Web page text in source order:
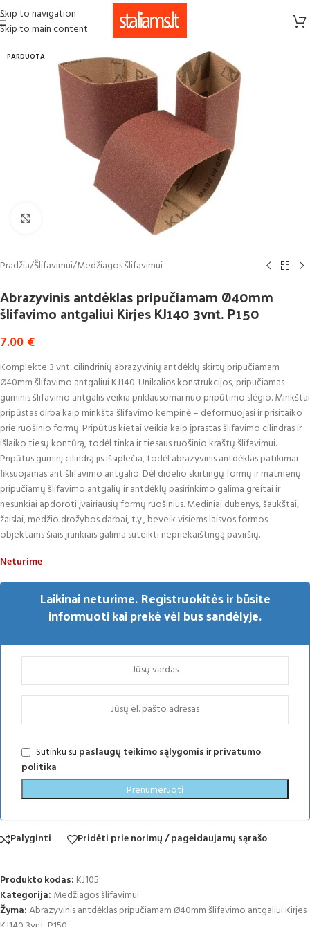
Skip to navigation
Skip to main content
PARDUOTA
Pradžia/Šlifavimui/Medžiagos šlifavimui
Abrazyvinis antdėklas pripučiamam Ø40mm
šlifavimo antgaliui Kirjes KJ140 3vnt. P150
7.00 €
Komplekte 3 vnt. cilindrinių abrazyvinių antdėklų skirtų pripučiamam
Ø40mm šlifavimo antgaliui KJ140. Unikalios konstrukcijos, pripučiamas
guminis šlifavimo antgalis veikia priklausomai nuo pripūtimo slėgio. Minkštai
pripūstas dirba kaip minkšta šlifavimo kempinė – deformuojasi ir prisitaiko
prie ruošinio formų. Pripūtus kietai veikia kaip įprastas šlifavimo cilindras ir
išlaiko tiesų kontūrą, todėl tinka ir tiesaus ruošinio kraštų šlifavimui.
Pripūtus guminį cilindrą jis išsiplečia, todėl abrazyvinis antdėklas patikimai
fiksuojamas ant šlifavimo antgalio. Dėl didelio skirtingų formų ir matmenų
pripučiamų šlifavimo antgalių ir antdėklų pasirinkimo galima greitai ir
nesunkiai apdoroti įvairiausių formų ruošinius. Mediniai dubenys, šaukštai,
žaislai, medžio drožybos darbai, t.y., beveik visiems laisvos formos
objektams šiais įrankiais galima suteikti nepriekaištingą paviršių.
Neturime
Laikinai neturime. Registruokitės ir būsite
informuoti kai prekė vėl bus sandėlyje.
Sutinku su paslaugų teikimo sąlygomisirprivatumo
politika
Prenumeruoti
Palyginti Pridėti prie norimų / pageidaujamų sąrašo
Produkto kodas: KJ105
Kategorija: Medžiagos šlifavimui
Žyma:Abrazyvinis antdėklas pripučiamam Ø40mm šlifavimo antgaliui Kirjes